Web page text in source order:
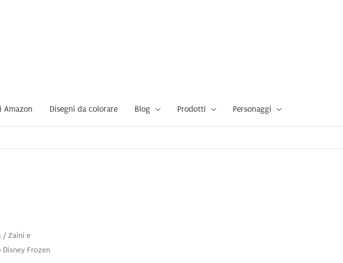
Amazon Disegni da colorare Blog Prodotti Personaggi
/ Zaini e
Frozen